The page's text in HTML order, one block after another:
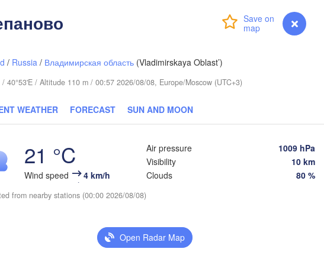
myVentusky Forecast
/ Russia / Владимирская область (Vladimirskaya Oblast’)
/ 40°53'E / Altitude 110 m / 00:57 2026/08/08, Europe/Moscow (UTC+3)
WEATHER FORECAST SUN AND MOON
21 °C
Wind speed 4 km/h
Air pressure
1009 hPa
Visibility
10 km
Clouds
80 %
from nearby stations (00:00 2026/08/08)
Open Radar Map
Ижевск
(Izhevsk)
Киров
(Kirov)
Березники